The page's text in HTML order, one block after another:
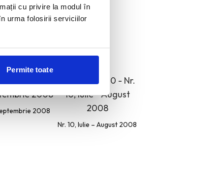
cu privire la modul în
urma folosirii serviciilor
Permite toate
2008
Nr. 10, Iulie – August 2008